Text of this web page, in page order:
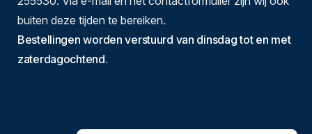
buiten deze tijden te bereiken.
Bestellingen worden verstuurd van dinsdag tot en met
zaterdagochtend.